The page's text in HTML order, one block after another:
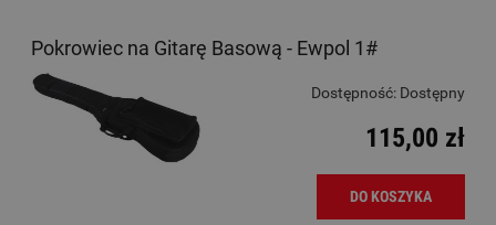
Pokrowiec na Gitarę Basową - Ewpol 1#
Dostępność: Dostępny
115,00 zł
DO KOSZYKA